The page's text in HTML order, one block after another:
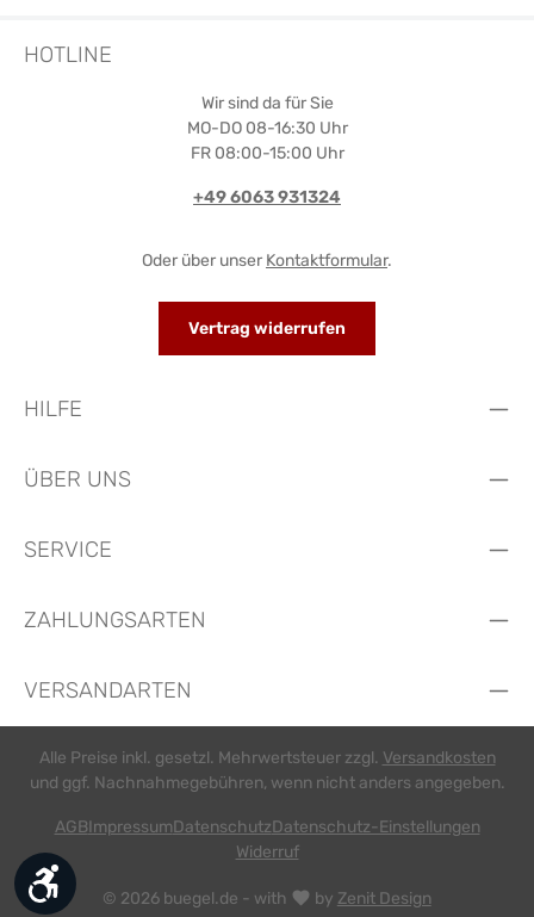
HOTLINE
Wir sind da für Sie
MO-DO 08-16:30 Uhr
FR 08:00-15:00 Uhr
+49 6063 931324
Oder über unser Kontaktformular.
Vertrag widerrufen
HILFE
ÜBER UNS
SERVICE
ZAHLUNGSARTEN
VERSANDARTEN
Alle Preise inkl. gesetzl. Mehrwertsteuer zzgl. Versandkosten
und ggf. Nachnahmegebühren, wenn nicht anders angegeben.
© 2026 buegel.de - with by Zenit Design
AGBImpressumDatenschutzDatenschutz-Einstellungen
Widerruf
Werkzeugleiste anzeigen